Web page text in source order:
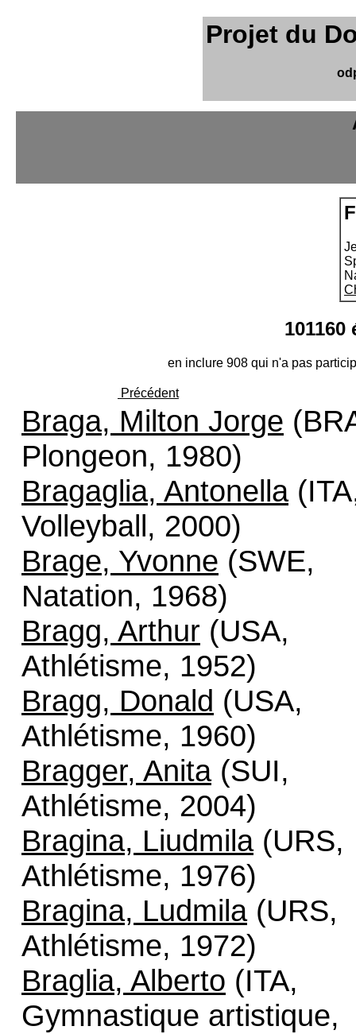
Projet du
101160
en inclure 908 qui n'a pas
Précédent
Braga, Milton Jorge
Plongeon, 1980)
Bragaglia, Antonella
Volleyball, 2000)
Brage, Yvonne (SWE,
Natation, 1968)
Bragg, Arthur (USA,
Athlétisme, 1952)
Bragg, Donald (USA,
Athlétisme, 1960)
Bragger, Anita(SUI,
Athlétisme, 2004)
Bragina, Liudmila(URS,
Athlétisme, 1976)
Bragina, Ludmila(URS,
Athlétisme, 1972)
Braglia, Alberto (ITA,
Gymnastique artistique,